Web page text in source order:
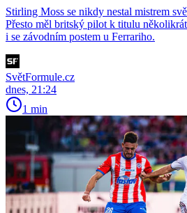
Stirling Moss se nikdy nestal mistrem
Přesto měl britský pilot k titulu
i se závodním postem u Ferrariho.
SvětFormule.cz
dnes, 21:24
1 min